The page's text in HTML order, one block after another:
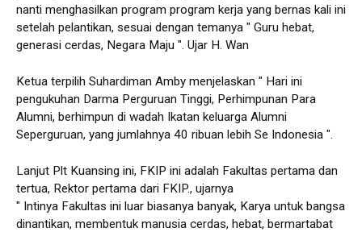
nanti menghasilkan program program kerja yang bernas kali ini
setelah pelantikan, sesuai dengan temanya " Guru hebat,
generasi cerdas, Negara Maju ". Ujar H. Wan
Ketua terpilih Suhardiman Amby menjelaskan " Hari ini
pengukuhan Darma Perguruan Tinggi, Perhimpunan Para
Alumni, berhimpun di wadah Ikatan keluarga Alumni
Seperguruan, yang jumlahnya 40 ribuan lebih Se Indonesia ".
Lanjut Plt Kuansing ini, FKIP ini adalah Fakultas pertama dan
tertua, Rektor pertama dari FKIP., ujarnya
" Intinya Fakultas ini luar biasanya banyak, Karya untuk bangsa
dinantikan, membentuk manusia cerdas, hebat, bermartabat